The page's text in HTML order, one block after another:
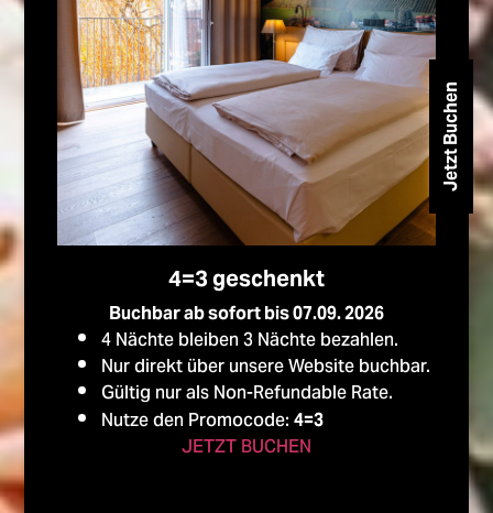
Jetzt Buchen
4=3 geschenkt
Buchbar ab sofort bis 07.09. 2026
4 Nächte bleiben 3 Nächte bezahlen.
Nur direkt über unsere Website buchbar.
Gültig nur als Non-Refundable Rate.
Nutze den Promocode:4=3
JETZT BUCHEN